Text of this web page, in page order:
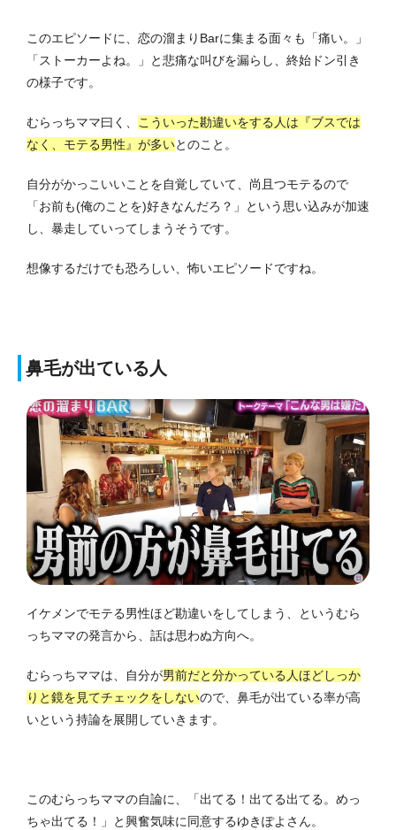
このエピソードに、恋の溜まりBarに集まる面々も「痛い。」
「ストーカーよね。」と悲痛な叫びを漏らし、終始ドン引き
の様子です。
むらっちママ曰く、
こういった勘違いをする人は『ブスでは
なく、モテる男性』が多いとのこと。
自分がかっこいいことを自覚していて、尚且つモテるので
「お前も(俺のことを)好きなんだろ？」という思い込みが加速
し、暴走していってしまうそうです。
想像するだけでも恐ろしい、怖いエピソードですね。
鼻毛が出ている人
イケメンでモテる男性ほど勘違いをしてしまう、というむら
っちママの発言から、話は思わぬ方向へ。
むらっちママは、自分が男前だと分かっている人ほどしっか
りと鏡を見てチェックをしないので、鼻毛が出ている率が高
いという持論を展開していきます。
このむらっちママの自論に、「出てる！出てる出てる。めっ
ちゃ出てる！」と興奮気味に同意するゆきぽよさん。